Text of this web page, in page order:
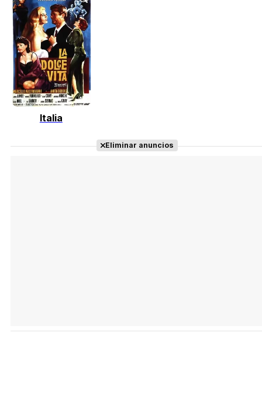
Italia
Eliminar anuncios